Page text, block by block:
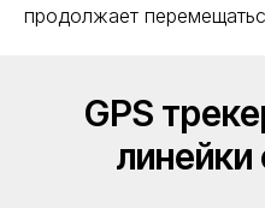
продолжает
GPS